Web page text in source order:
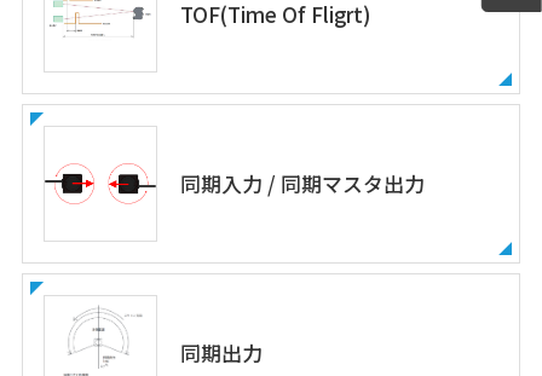
TOF(Time Of Fligrt)
同期入力 / 同期マスタ出力
同期出力